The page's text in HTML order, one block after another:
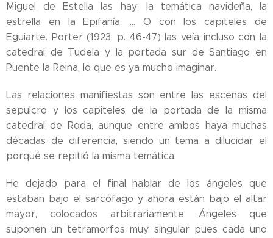
Miguel de Estella las hay: la temática navideña, la
estrella en la Epifanía, ... O con los capiteles de
Eguiarte. Porter (1923, p. 46-47) las veía incluso con la
catedral de Tudela y la portada sur de Santiago en
Puente la Reina, lo que es ya mucho imaginar.
Las relaciones manifiestas son entre las escenas del
sepulcro y los capiteles de la portada de la misma
catedral de Roda, aunque entre ambos haya muchas
décadas de diferencia, siendo un tema a dilucidar el
porqué se repitió la misma temática.
He dejado para el final hablar de los ángeles que
estaban bajo el sarcófago y ahora están bajo el altar
mayor, colocados arbitrariamente. Ángeles que
suponen un tetramorfos muy singular pues cada uno